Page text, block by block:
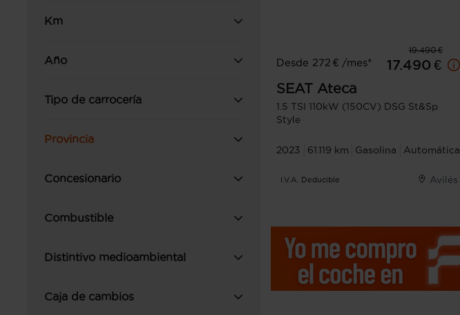
Km
Año
Tipo de carrocería
Provincia
Concesionario
Combustible
Distintivo medioambiental
Caja de cambios
19.490 €
Desde 272 € /mes*
17.490 €
SEAT Ateca
1.5 TSI 110kW (150CV) DSG St&Sp
Style
2023 61.119 km Gasolina Automática
I.V.A. Deducible Avilés